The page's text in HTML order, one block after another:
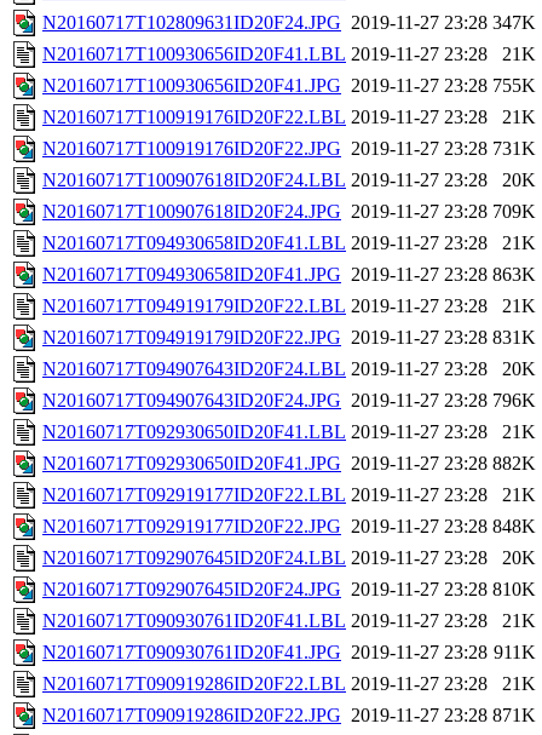
N20160717T102809631ID20F24.JPG 2019-11-27 23:28 347K
N20160717T100930656ID20F41.LBL 2019-11-27 23:28
21K
N20160717T100930656ID20F41.JPG 2019-11-27 23:28 755K
N20160717T100919176ID20F22.LBL 2019-11-27 23:28
21K
N20160717T100919176ID20F22.JPG 2019-11-27 23:28 731K
N20160717T100907618ID20F24.LBL 2019-11-27 23:28
20K
N20160717T100907618ID20F24.JPG 2019-11-27 23:28 709K
N20160717T094930658ID20F41.LBL 2019-11-27 23:28
21K
N20160717T094930658ID20F41.JPG 2019-11-27 23:28 863K
N20160717T094919179ID20F22.LBL 2019-11-27 23:28
21K
N20160717T094919179ID20F22.JPG 2019-11-27 23:28 831K
N20160717T094907643ID20F24.LBL 2019-11-27 23:28
20K
N20160717T094907643ID20F24.JPG 2019-11-27 23:28 796K
N20160717T092930650ID20F41.LBL 2019-11-27 23:28
21K
N20160717T092930650ID20F41.JPG 2019-11-27 23:28 882K
N20160717T092919177ID20F22.LBL 2019-11-27 23:28
21K
N20160717T092919177ID20F22.JPG 2019-11-27 23:28 848K
N20160717T092907645ID20F24.LBL 2019-11-27 23:28
20K
N20160717T092907645ID20F24.JPG 2019-11-27 23:28 810K
N20160717T090930761ID20F41.LBL 2019-11-27 23:28
21K
N20160717T090930761ID20F41.JPG 2019-11-27 23:28 911K
N20160717T090919286ID20F22.LBL 2019-11-27 23:28
21K
N20160717T090919286ID20F22.JPG 2019-11-27 23:28 871K